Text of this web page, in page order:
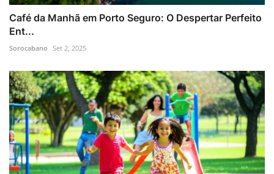
Café da Manhã em Porto Seguro: O Despertar Perfeito
Ent...
Sorocabano Set 2, 2025